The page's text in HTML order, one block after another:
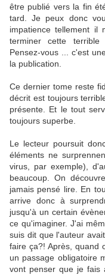
être publié vers la fin
tard. Je peux donc
impatience tellement il
terminer cette terrible
Pensez-vous ... c'est
la publication.
Ce dernier tome reste
décrit est toujours
présente. Et le tout
toujours superbe.
Le lecteur poursuit
éléments ne
virus, par exemple),
beaucoup. On
jamais pensé lire. En
arrive donc à
jusqu'à un certain
ce qu'imaginer. J'ai
suis dit que l'auteur
faire ça?! Après, quand
un passage obligatoire
vont penser que je fais